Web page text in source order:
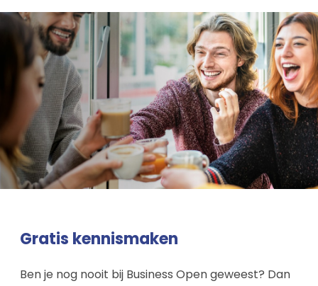
Gratis kennismaken
Ben je nog nooit bij Business Open geweest? Dan